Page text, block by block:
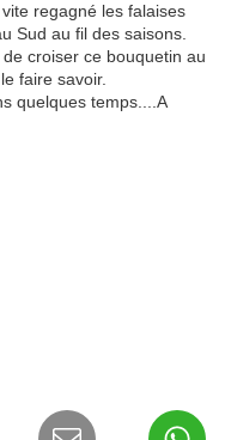
regagné les falaises
Sud au fil des saisons.
croiser ce bouquetin au
faire savoir.
quelques temps....A